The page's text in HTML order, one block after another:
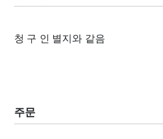
청 구 인 별지와 같음
주문